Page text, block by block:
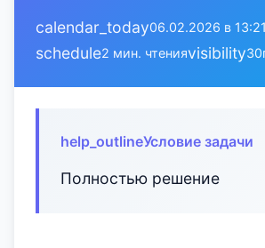
calendar_today06.02.2026 в 13:21
schedule2 мин. чтенияvisibility30
help_outlineУсловие задачи
Полностью решение